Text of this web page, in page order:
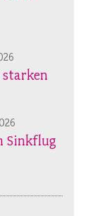
Sinkflug